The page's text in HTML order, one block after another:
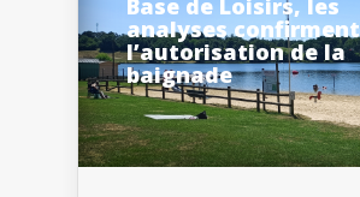
analyses confirment
l’autorisation de la
baignade